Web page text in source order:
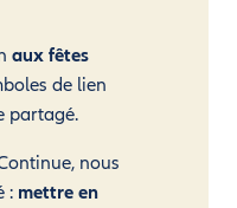
aux fêtes
de lien
partagé.
nous
: mettre en